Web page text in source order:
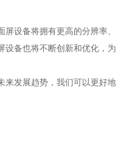
设备将拥有更高的分辨率、
设备也将不断创新和优化，为
发展趋势，我们可以更好地